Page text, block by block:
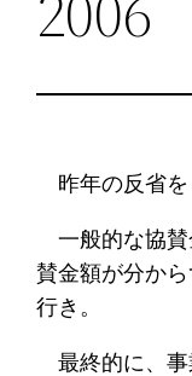
昨年の反省を
一般的な協賛
賛金額が分か
行き。
最終的に、事